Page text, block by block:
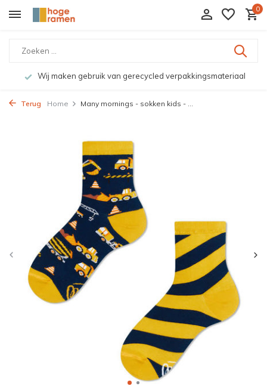
0
Wij maken gebruik van gerecycled verpakkingsmateriaal
Terug Home Many mornings - sokken kids - ...